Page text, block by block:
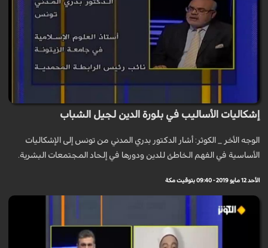
إشكاليات الأساليب في بلورة الدين لجيل الشباب
الوجه الأخر _ الكوثر: أشار الدكتور بدري المدني من تونس إلى الإشكاليات
الأساسية في الفهم الخاطئ للدين ودورها في إلحاد المجتمعات البشرية.
الأحد 12 مايو 2019 - 09:40 بتوقيت مكة